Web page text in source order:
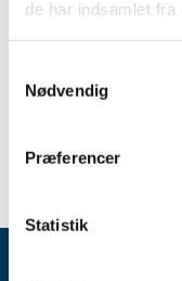
de har indsamlet fra
Nødvendig
Præferencer
Statistik